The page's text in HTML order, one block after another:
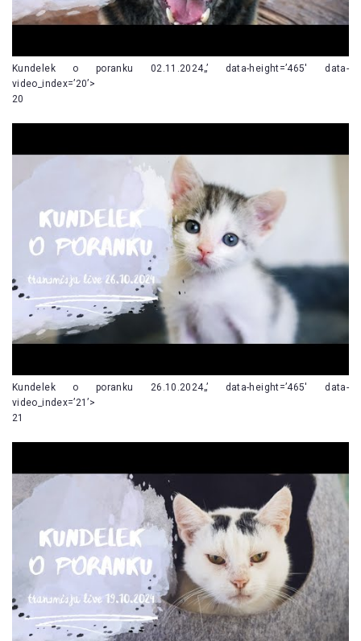
Kundelek o poranku 02.11.2024„’ data-height=’465′ data-
video_index=’20’>
20
Kundelek o poranku 26.10.2024„’ data-height=’465′ data-
video_index=’21’>
21